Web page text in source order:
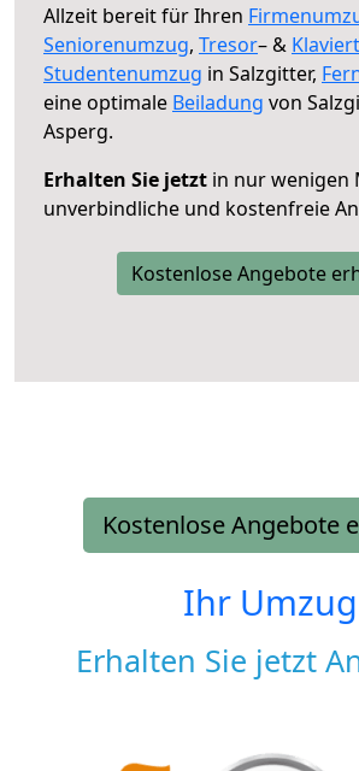
Allzeit bereit für Ihren
Seniorenumzug, Tresor– &
Studentenumzug in Salzgitter,
eine optimale Beiladung von
Asperg.
Erhalten Sie jetzt in nur wenigen
unverbindliche und kostenfreie
Kostenlose Angebote
Kostenlose Angebote
Ihr Umzug
Erhalten Sie jetzt